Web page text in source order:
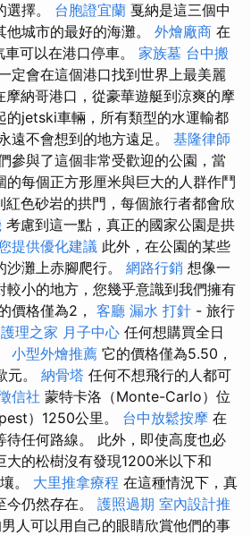
擇。 台胞證宜蘭 戛納是這三個中
城市的最好的海灘。 外燴廠商 在
可以在港口停車。 家族墓 台中搬
定會在這個港口找到世界上最美麗
摩納哥港口，從豪華遊艇到涼爽的摩
的jetski車輛，所有類型的水運輸都
遠不會想到的地方遠足。 基隆律師
參與了這個非常受歡迎的公園，當
的每個正方形厘米與巨大的人群作鬥
紅色砂岩的拱門，每個旅行者都會欣
考慮到這一點，真正的國家公園是拱
提供優化建議 此外，在公園的某些
灘上赤腳爬行。 網路行銷 想像一
較小的地方，您幾乎意識到我們擁有
價格僅為2， 客廳 漏水 打針 - 旅行
理之家 月子中心 任何想購買全日
小型外燴推薦 它的價格僅為5.50，
元。 納骨塔 任何不想飛行的人都可
信社 蒙特卡洛（Monte-Carlo）位
）1250公里。 台中放鬆按摩 在
待任何路線。 此外，即使高度也必
大的松樹沒有發現1200米以下和
。 大里推拿療程 在這種情況下，真
仍然存在。 護照過期 室內設計推
人可以用自己的眼睛欣賞他們的事